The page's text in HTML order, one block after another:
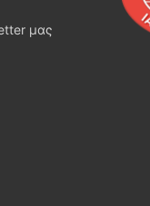
μας